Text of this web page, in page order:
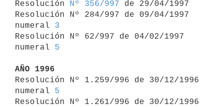
Resolución
Nº 356/997 de 29/04/1997
Resolución Nº 284/997 de 09/04/1997
numeral 3
Resolución Nº 62/997 de 04/02/1997
numeral 5
AÑO 1996
Resolución Nº 1.259/996 de 30/12/1996
numeral 5
Resolución Nº 1.261/996 de 30/12/1996